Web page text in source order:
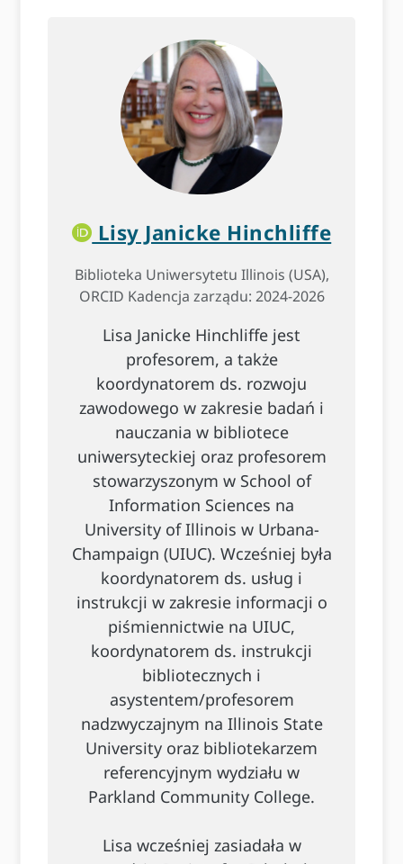
Lisy Janicke Hinchliffe
Biblioteka Uniwersytetu Illinois (USA),
ORCID Kadencja zarządu: 2024-2026
Lisa Janicke Hinchliffe jest
profesorem, a także
koordynatorem ds. rozwoju
zawodowego w zakresie badań i
nauczania w bibliotece
uniwersyteckiej oraz profesorem
stowarzyszonym w School of
Information Sciences na
University of Illinois w Urbana-
Champaign (UIUC). Wcześniej była
koordynatorem ds. usług i
instrukcji w zakresie informacji o
piśmiennictwie na UIUC,
koordynatorem ds. instrukcji
bibliotecznych i
asystentem/profesorem
nadzwyczajnym na Illinois State
University oraz bibliotekarzem
referencyjnym wydziału w
Parkland Community College.
Lisa wcześniej zasiadała w